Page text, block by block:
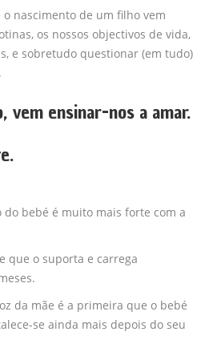
nascimento de um filho vem
os nossos objectivos de vida,
e sobretudo questionar (em tudo)
vem ensinar-nos a amar.
do bebé é muito mais forte com a
que o suporta e carrega
da mãe é a primeira que o bebé
se ainda mais depois do seu